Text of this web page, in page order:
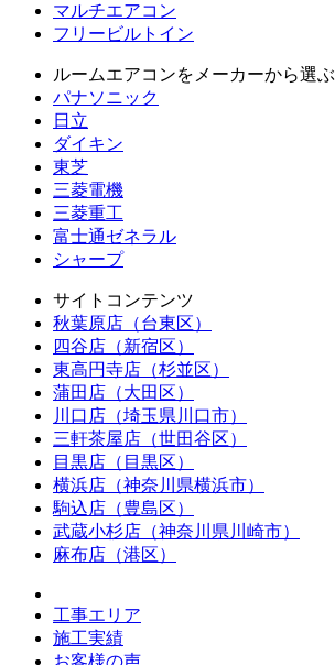
マルチエアコン
フリービルトイン
ルームエアコンをメーカーから選ぶ
パナソニック
日立
ダイキン
東芝
三菱電機
三菱重工
富士通ゼネラル
シャープ
サイトコンテンツ
秋葉原店（台東区）
四谷店（新宿区）
東高円寺店（杉並区）
蒲田店（大田区）
川口店（埼玉県川口市）
三軒茶屋店（世田谷区）
目黒店（目黒区）
横浜店（神奈川県横浜市）
駒込店（豊島区）
武蔵小杉店（神奈川県川崎市）
麻布店（港区）
工事エリア
施工実績